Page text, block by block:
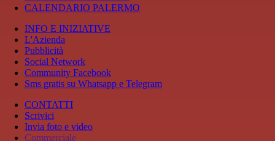
CALENDARIO PALERMO
INFO E INIZIATIVE
L'Azienda
Pubblicità
Social Network
Community Facebook
Sms gratis su Whatsapp e Telegram
CONTATTI
Scrivici
Invia foto e video
Commerciale